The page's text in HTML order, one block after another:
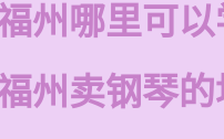
州哪里可
州卖钢琴